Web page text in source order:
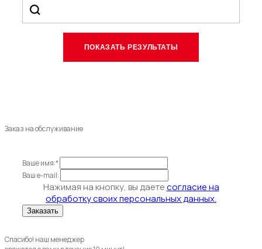
Заказ на обслуживание
Ваше имя:*
Ваш e-mail:
Нажимая на кнопку, вы даетесогласие на
обработку своих персональных данных.
Спасибо! наш менеджер